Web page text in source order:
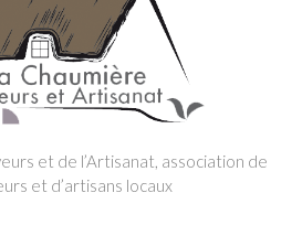
et de l’Artisanat, association de
et d’artisans locaux